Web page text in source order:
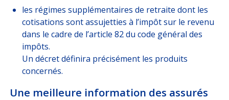
les régimes supplémentaires de retraite dont les
cotisations sont assujetties à l’impôt sur le revenu
dans le cadre de l’article 82 du code général des
impôts.
Un décret définira précisément les produits
concernés.
Une meilleure information des assurés